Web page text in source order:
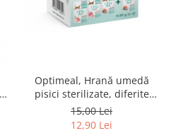
Optimeal, Hrană umedă
pisici sterilizate, diferite
arome, (3+1), 0.34kg
15,00 Lei
12,90 Lei